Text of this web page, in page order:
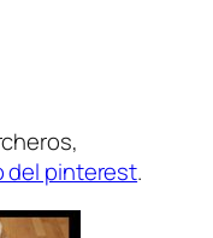
del pinterest.